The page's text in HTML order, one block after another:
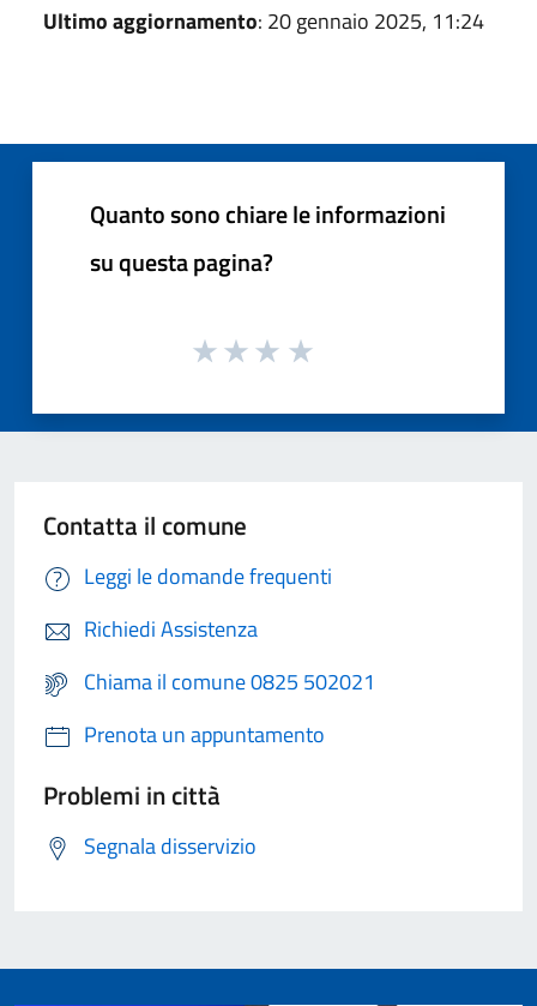
Ultimo aggiornamento: 20 gennaio 2025, 11:24
Quanto sono chiare le informazioni
su questa pagina?
Contatta il comune
Leggi le domande frequenti
Richiedi Assistenza
Chiama il comune 0825 502021
Prenota un appuntamento
Problemi in città
Segnala disservizio